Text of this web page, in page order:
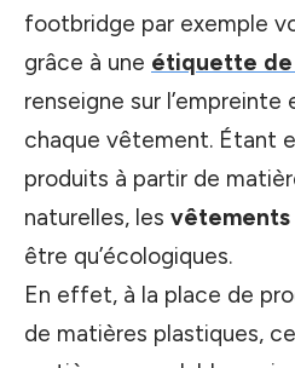
footbridge par exemple
grâce à une étiquette
renseigne sur
chaque vêtement. Étant
produits à partir de
naturelles, les
être qu’écologiques.
En effet, à la place de
de matières plastiques,